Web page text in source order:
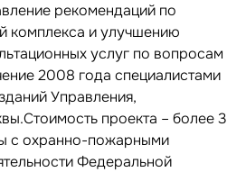
рекомендаций по
комплекса и улучшению
услуг по вопросам
2008 года специалистами
Управления,
проекта – более 3
с охранно-пожарными
Федеральной